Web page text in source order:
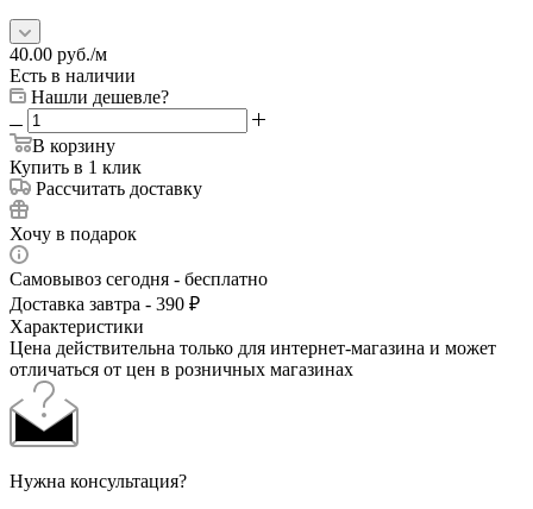
40.00 руб./м
Есть в наличии
Нашли дешевле?
В корзину
Купить в 1 клик
Рассчитать доставку
Хочу в подарок
Самовывоз сегодня - бесплатно
Доставка завтра - 390 ₽
Характеристики
Цена действительна только для интернет-магазина и может
отличаться от цен в розничных магазинах
Нужна консультация?